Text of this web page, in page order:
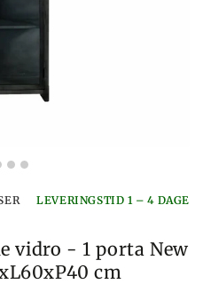
LEVERINGSTID 1 – 4 DAGE
vidro - 1 porta New
cm